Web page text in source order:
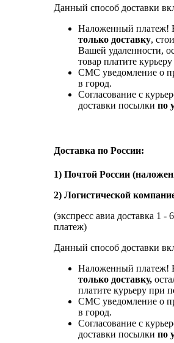
Данный способ доставки
Наложенный платеж!
только доставку,
Вашей удаленности,
товар платите
СМС уведомление о
в город.
Согласование с
доставки посылки по
Доставка по России:
1) Почтой России
2) Логистической
(экспресс авиа доставка 1
платеж)
Данный способ доставки
Наложенный платеж!
только доставку,
платите курьеру при
СМС уведомление о
в город.
Согласование с
доставки посылки по